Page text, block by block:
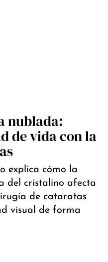
nublada:
de vida con la
explica cómo la
del cristalino afecta
de cataratas
visual de forma